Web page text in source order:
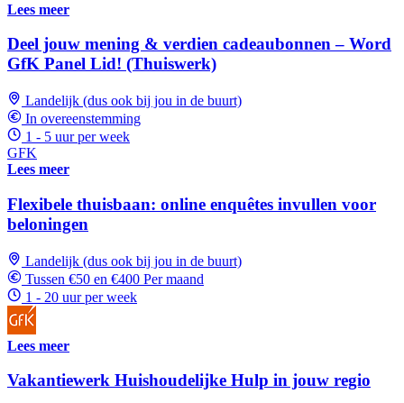
Lees meer
Deel jouw mening & verdien cadeaubonnen – Word
GfK Panel Lid! (Thuiswerk)
Landelijk (dus ook bij jou in de buurt)
In overeenstemming
1 - 5 uur per week
GFK
Lees meer
Flexibele thuisbaan: online enquêtes invullen voor
beloningen
Landelijk (dus ook bij jou in de buurt)
Tussen €50 en €400 Per maand
1 - 20 uur per week
Lees meer
Vakantiewerk Huishoudelijke Hulp in jouw regio